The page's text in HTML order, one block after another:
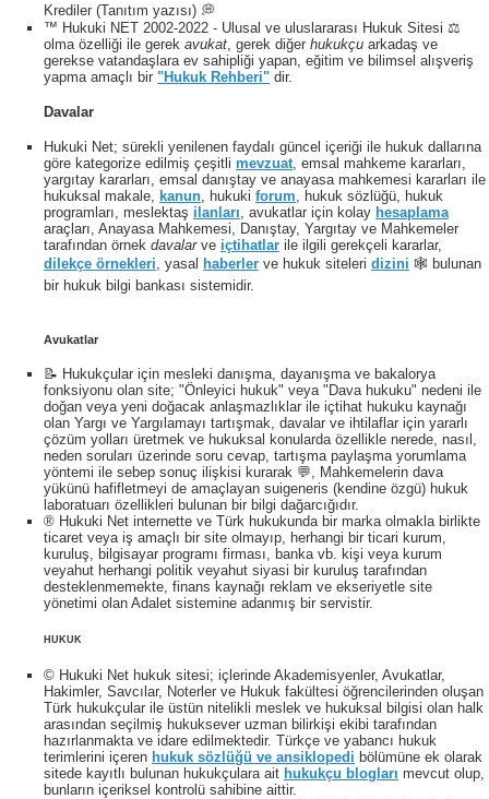
Krediler (Tanıtım yazısı) 💭
™ Hukuki NET 2002-2022 - Ulusal ve uluslararası Hukuk Sitesi ⚖️
olma özelliği ile gerek avukat , gerek diğer hukukçu arkadaş ve
gerekse vatandaşlara ev sahipliği yapan, eğitim ve bilimsel alışveriş
yapma amaçlı bir "Hukuk Rehberi" dir.
Davalar
Hukuki Net; sürekli yenilenen faydalı güncel içeriği ile hukuk dallarına
göre kategorize edilmiş çeşitli mevzuat, emsal mahkeme kararları,
yargıtay kararları, emsal danıştay ve anayasa mahkemesi kararları ile
hukuksal makale, kanun, hukuki forum, hukuk sözlüğü, hukuk
programları, meslektaş ilanları, avukatlar için kolay hesaplama
araçları, Anayasa Mahkemesi, Danıştay, Yargıtay ve Mahkemeler
tarafından örnek davalarve içtihatlar ile ilgili gerekçeli kararlar,
dilekçe örnekleri, yasal haberler ve hukuk siteleri dizini 🕸 bulunan
bir hukuk bilgi bankası sistemidir.
Avukatlar
📝 Hukukçular için mesleki danışma, dayanışma ve bakalorya
fonksiyonu olan site; "Önleyici hukuk" veya "Dava hukuku" nedeni ile
doğan veya yeni doğacak anlaşmazlıklar ile içtihat hukuku kaynağı
olan Yargı ve Yargılamayı tartışmak, davalar ve ihtilaflar için yararlı
çözüm yolları üretmek ve hukuksal konularda özellikle nerede, nasıl,
neden soruları üzerinde soru cevap, tartışma paylaşma yorumlama
yöntemi ile sebep sonuç ilişkisi kurarak 💬, Mahkemelerin dava
yükünü hafifletmeyi de amaçlayan suigeneris (kendine özgü) hukuk
laboratuarı özellikleri bulunan bir bilgi dağarcığıdır.
® Hukuki Net internette ve Türk hukukunda bir marka olmakla birlikte
ticaret veya iş amaçlı bir site olmayıp, herhangi bir ticari kurum,
kuruluş, bilgisayar programı firması, banka vb. kişi veya kurum
veyahut herhangi politik veyahut siyasi bir kuruluş tarafından
desteklenmemekte, finans kaynağı reklam ve ekseriyetle site
yönetimi olan Adalet sistemine adanmış bir servistir.
HUKUK
© Hukuki Net hukuk sitesi; içlerinde Akademisyenler, Avukatlar,
Hakimler, Savcılar, Noterler ve Hukuk fakültesi öğrencilerinden oluşan
Türk hukukçular ile üstün nitelikli meslek ve hukuksal bilgisi olan halk
arasından seçilmiş hukuksever uzman bilirkişi ekibi tarafından
hazırlanmakta ve idare edilmektedir. Türkçe ve yabancı hukuk
terimlerini içeren hukuk sözlüğü ve ansiklopedi bölümüne ek olarak
sitede kayıtlı bulunan hukukçulara ait hukukçu blogları mevcut olup,
bunların içeriksel kontrolü sahibine aittir.